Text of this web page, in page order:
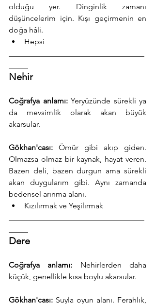
olduğu yer. Dinginlik zamanı
düşüncelerim için. Kışı geçirmenin en
doğa hâli.
Hepsi
Nehir
Coğrafya anlamı: Yeryüzünde sürekli ya
da mevsimlik olarak akan büyük
akarsular.
Gökhan'cası: Ömür gibi akıp giden.
Olmazsa olmaz bir kaynak, hayat veren.
Bazen deli, bazen durgun ama sürekli
akan duygularım gibi. Aynı zamanda
bedensel arınma alanı.
Kızılırmak ve Yeşilırmak
Dere
Coğrafya anlamı: Nehirlerden daha
küçük, genellikle kısa boylu akarsular.
Gökhan'cası: Suyla oyun alanı. Ferahlık,